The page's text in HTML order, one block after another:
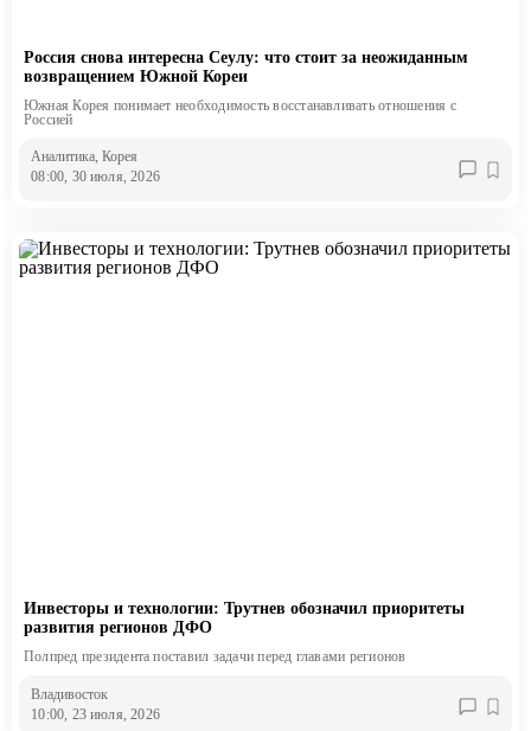
Россия снова интересна Сеулу: что стоит за неожиданным
возвращением Южной Кореи
Южная Корея понимает необходимость восстанавливать отношения с
Россией
Аналитика, Корея
08:00, 30 июля, 2026
Инвесторы и технологии: Трутнев обозначил приоритеты
развития регионов ДФО
Полпред президента поставил задачи перед главами регионов
Владивосток
10:00, 23 июля, 2026